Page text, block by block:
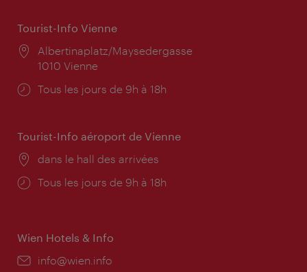
Tourist-Info Vienne
Lieu:
Albertinaplatz/Maysedergasse
1010 Vienne
Horaires
Tous les jours de 9h à 18h
Tourist-Info aéroport de Vienne
Lieu:
dans le hall des arrivées
Horaires
Tous les jours de 9h à 18h
Wien Hotels & Info
E-
info@wien.info